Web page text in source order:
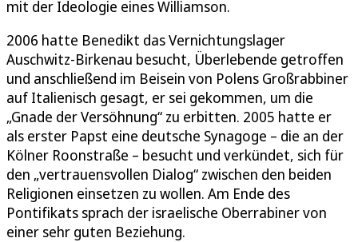
mit der Ideologie eines Williamson.
2006 hatte Benedikt das Vernichtungslager
Auschwitz-Birkenau besucht, Überlebende getroffen
und anschließend im Beisein von Polens Großrabbiner
auf Italienisch gesagt, er sei gekommen, um die
„Gnade der Versöhnung“ zu erbitten. 2005 hatte er
als erster Papst eine deutsche Synagoge – die an der
Kölner Roonstraße – besucht und verkündet, sich für
den „vertrauensvollen Dialog“ zwischen den beiden
Religionen einsetzen zu wollen. Am Ende des
Pontifikats sprach der israelische Oberrabiner von
einer sehr guten Beziehung.